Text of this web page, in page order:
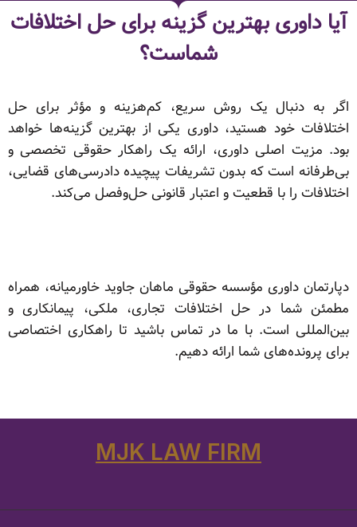
آیا داوری بهترین گزینه برای حل اختلافات
شماست؟
اگر به دنبال یک روش سریع، کم‌هزینه و مؤثر برای حل
اختلافات خود هستید، داوری یکی از بهترین گزینه‌ها خواهد
بود. مزیت اصلی داوری، ارائه یک راهکار حقوقی تخصصی و
بی‌طرفانه است که بدون تشریفات پیچیده دادرسی‌های قضایی،
اختلافات را با قطعیت و اعتبار قانونی حل‌وفصل می‌کند.
دپارتمان داوری مؤسسه حقوقی ماهان جاوید خاورمیانه، همراه
مطمئن شما در حل اختلافات تجاری، ملکی، پیمانکاری و
بین‌المللی است. با ما در تماس باشید تا راهکاری اختصاصی
برای پرونده‌های شما ارائه دهیم.
MJK LAW FIRM